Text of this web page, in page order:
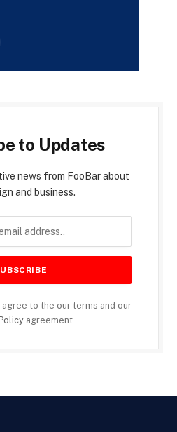
to Updates
news from FooBar about
and business.
agree to the our terms and our
agreement.